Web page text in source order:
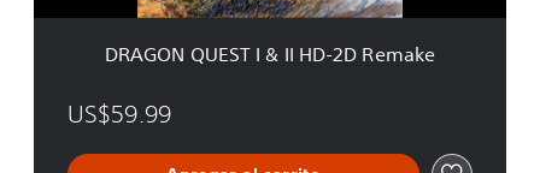
I
DRAGON QUEST I & II HD-2D Remake
US$59.99